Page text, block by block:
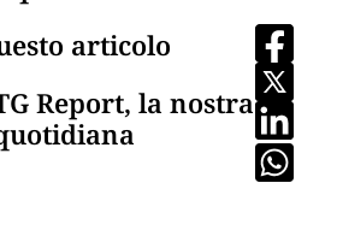
articolo
Report, la nostra